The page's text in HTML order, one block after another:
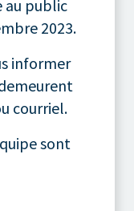
au public
2023.
informer
courriel.
sont